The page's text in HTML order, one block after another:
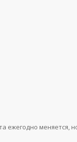
ежегодно меняется,